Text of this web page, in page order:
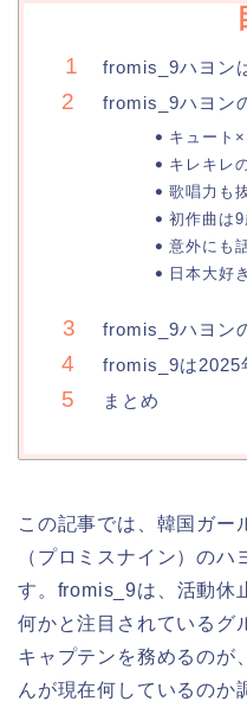
fromis_9ハヨン
fromis_9ハヨン
キュート
キレキレ
歌唱力も
初作曲は
意外にも
日本大好
fromis_9ハヨン
fromis_9は2025
まとめ
この記事では、韓国ガー
（プロミスナイン）のハ
す。fromis_9は、活動休
何かと注目されているグ
キャプテンを務めるのが
んが現在何しているのか